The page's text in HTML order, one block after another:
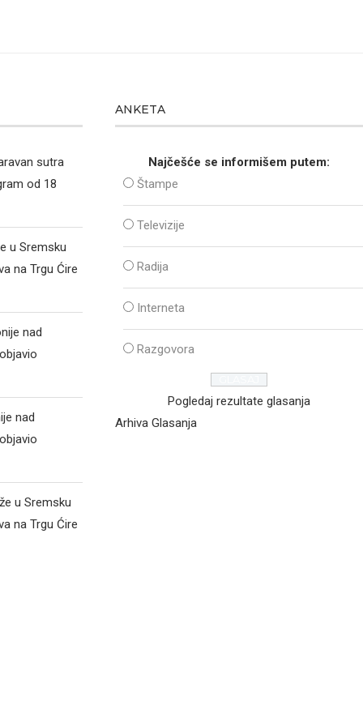
sutra
od 18
u Sremsku
na Trgu Ćire
nad
nad
u Sremsku
na Trgu Ćire
ANKETA
Najčešće se informišem putem:
Štampe
Televizije
Radija
Interneta
Razgovora
Pogledaj rezultate glasanja
Arhiva Glasanja